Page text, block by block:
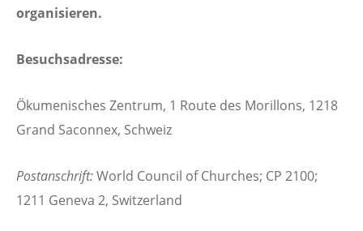
organisieren.
Besuchsadresse:
Ökumenisches Zentrum, 1 Route des Morillons, 1218
Grand Saconnex, Schweiz
Postanschrift:World Council of Churches; CP 2100;
1211 Geneva 2, Switzerland